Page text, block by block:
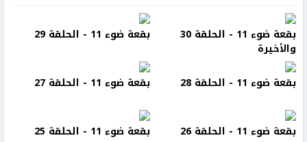
بقعة ضوء 11 - الحلقة 30
والأخيرة
بقعة ضوء 11 - الحلقة 29
بقعة ضوء 11 - الحلقة 28 بقعة ضوء 11 - الحلقة 27
بقعة ضوء 11 - الحلقة 26 بقعة ضوء 11 - الحلقة 25